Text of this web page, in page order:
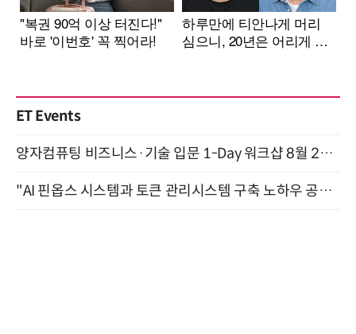
ET Events
양자컴퓨팅 비즈니스·기술 입문 1-Day 워크샵 8월 28일 개최
"AI 핀옵스 시스템과 토큰 관리시스템 구축 노하우 공개" 잠실 한국광고문화회관 2층 대회의실 (8/21)